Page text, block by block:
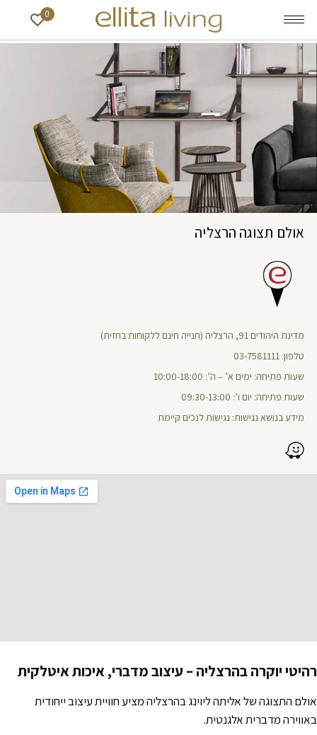
0
אולם תצוגה הרצליה
מדינת היהודים 91, הרצליה (חנייה חינם ללקוחות בחזית)
טלפון: 03-7581111
שעות פתיחה: ימים א’ – ה’: 10:00-18:00
שעות פתיחה: יום ו’: 09:30-13:00
מידע בנושא נגישות: נגישות לנכים קיימת
רהיטי יוקרה בהרצליה – עיצוב מדברי, איכות איטלקית
אולם התצוגה של אליתה ליוינג בהרצליה מציע חוויית עיצוב ייחודית
באווירה מדברית אלגנטית.